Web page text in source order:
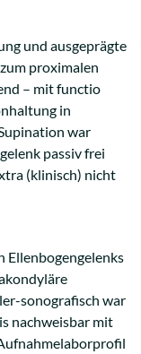
und ausgeprägte
proximalen
– mit functio
in
war
passiv frei
(klinisch) nicht
Ellenbogengelenks
sonografisch war
nachweisbar mit